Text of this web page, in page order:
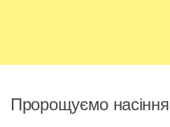
Пророщуємо